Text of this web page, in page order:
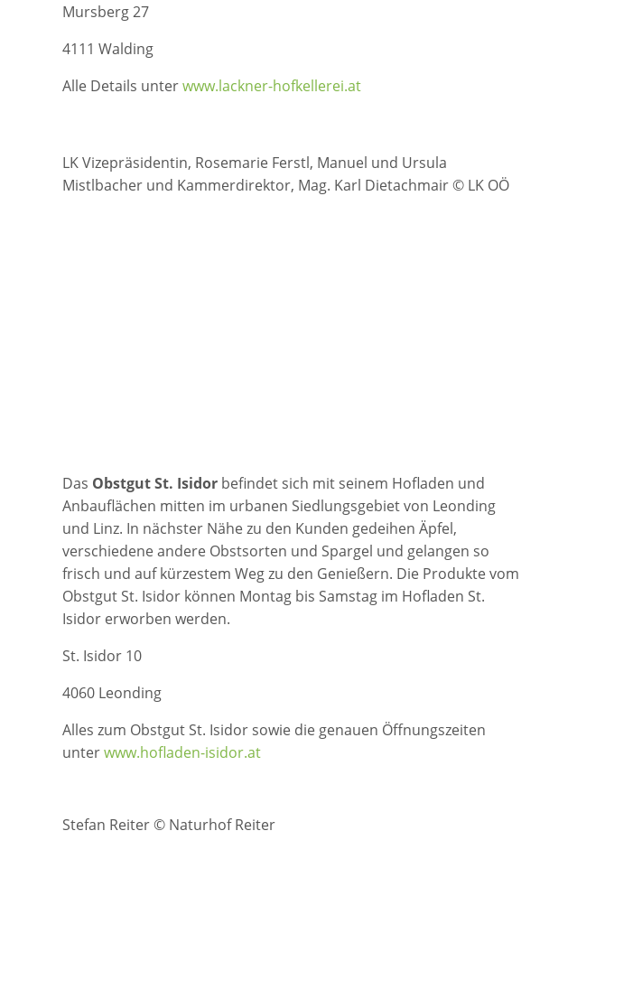
Mursberg 27
4111 Walding
Alle Details unterwww.lackner-hofkellerei.at
LK Vizepräsidentin, Rosemarie Ferstl, Manuel und Ursula
Mistlbacher und Kammerdirektor, Mag. Karl Dietachmair © LK OÖ
Das Obstgut St. Isidor befindet sich mit seinem Hofladen und
Anbauflächen mitten im urbanen Siedlungsgebiet von Leonding
und Linz. In nächster Nähe zu den Kunden gedeihen Äpfel,
verschiedene andere Obstsorten und Spargel und gelangen so
frisch und auf kürzestem Weg zu den Genießern. Die Produkte vom
Obstgut St. Isidor können Montag bis Samstag im Hofladen St.
Isidor erworben werden.
St. Isidor 10
4060 Leonding
Alles zum Obstgut St. Isidor sowie die genauen Öffnungszeiten
unter www.hofladen-isidor.at
Stefan Reiter © Naturhof Reiter